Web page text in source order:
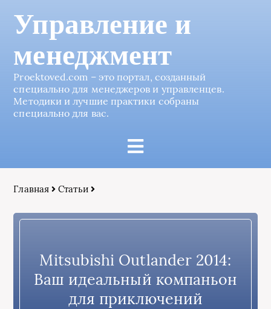
Управление и
менеджмент
Proektoved.com – это портал, созданный
специально для менеджеров и управленцев.
Методики и лучшие практики собраны
специально для вас.
Главная Статьи
Mitsubishi Outlander 2014:
Ваш идеальный компаньон
для приключений